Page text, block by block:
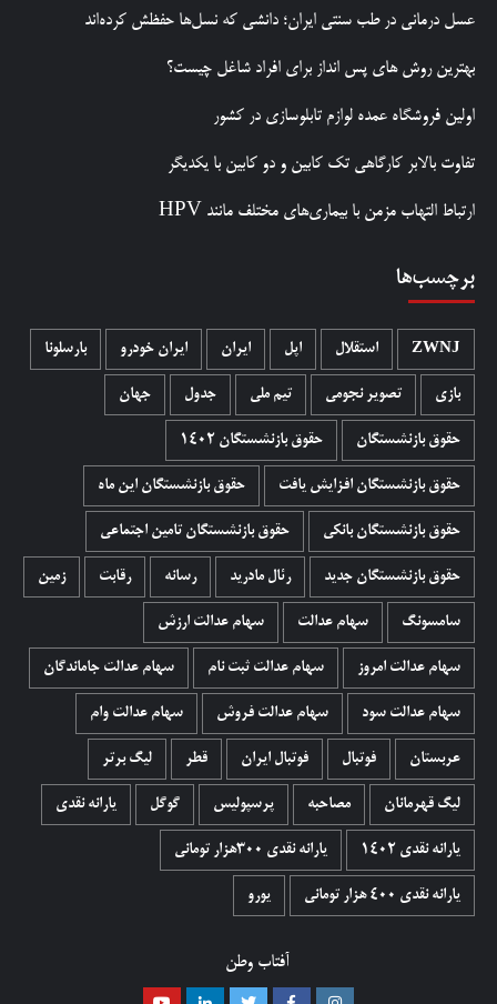
عسل درمانی در طب سنتی ایران؛ دانشی که نسل‌ها حفظش کرده‌اند
بهترین روش‌ های پس‌ انداز برای افراد شاغل چیست؟
اولین فروشگاه عمده لوازم تابلوسازی در کشور
تفاوت بالابر کارگاهی تک کابین و دو کابین با یکدیگر
ارتباط التهاب مزمن با بیماری‌های مختلف مانند HPV
برچسب‌ها
ZWNJ استقلال اپل ایران ایران خودرو بارسلونا
بازی تصویر نجومی تیم ملی جدول جهان
حقوق بازنشستگان حقوق بازنشستگان 1402
حقوق بازنشستگان افزایش یافت حقوق بازنشستگان این ماه
حقوق بازنشستگان بانکی حقوق بازنشستگان تامین اجتماعی
حقوق بازنشستگان جدید رئال مادرید رسانه رقابت زمین
سامسونگ سهام عدالت سهام عدالت ارزش
سهام عدالت امروز سهام عدالت ثبت نام سهام عدالت جاماندگان
سهام عدالت سود سهام عدالت فروش سهام عدالت وام
عربستان فوتبال فوتبال ایران قطر لیگ برتر
لیگ قهرمانان مصاحبه پرسپولیس گوگل یارانه نقدی
یارانه نقدی 1402 یارانه نقدی ۳۰۰هزار تومانی
یارانه نقدی ۴۰۰ هزار تومانی یورو
آفتاب وطن